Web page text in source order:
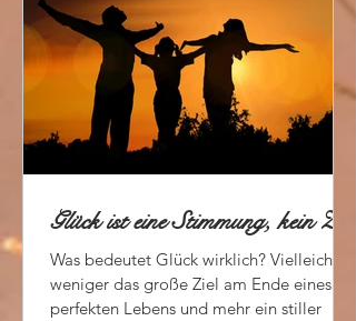
Glück ist eine Stimmung, kein Ziel
Was bedeutet Glück wirklich? Vielleicht
weniger das große Ziel am Ende eines
perfekten Lebens und mehr ein stiller